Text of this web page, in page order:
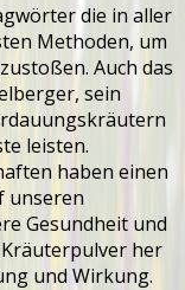
die in aller
Methoden, um
Auch das
sein
leisten.
haben einen
unseren
Gesundheit und
her
und Wirkung.